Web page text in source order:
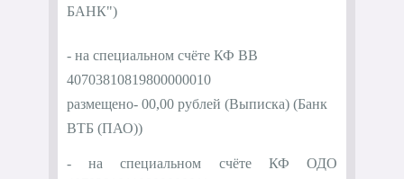
БАНК")
- на специальном счёте КФ ВВ
40703810819800000010
размещено- 00,00 рублей (Выписка) (Банк
ВТБ (ПАО))
- на специальном счёте КФ ОДО